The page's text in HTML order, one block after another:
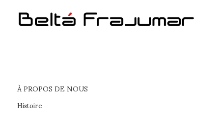
À PROPOS DE NOUS
Histoire